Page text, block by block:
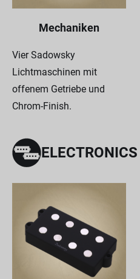
Mechaniken
Vier Sadowsky
Lichtmaschinen mit
offenem Getriebe und
Chrom-Finish.
ELECTRONICS